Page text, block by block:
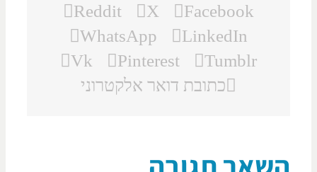
Facebook
X
Reddit
LinkedIn
WhatsApp
Tumblr
Pinterest
Vk
כתובת דואר אלקטרוני